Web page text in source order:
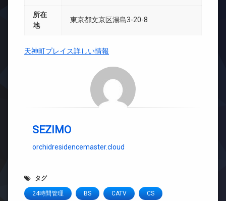
所在
地
東京都文京区湯島3-20-8
天神町プレイス詳しい情報
SEZIMO
orchidresidencemaster.cloud
タグ
24時間管理 BS CATV CS